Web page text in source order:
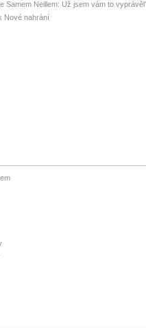
Samem Neillem: Už jsem vám to
Nové nahrání